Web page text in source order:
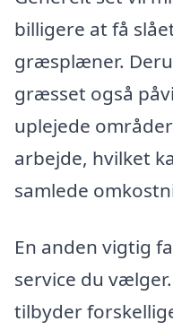
billigere at få
græsplæner.
græsset også
uplejede
arbejde, hvilket
samlede
En anden vigtig
service du
tilbyder